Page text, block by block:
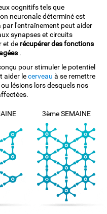
cognitifs tels que
neuronale déterminé est
l'entraînement peut aider
synapses et circuits
et de récupérer des fonctions
.
pour stimuler le potentiel
aider lecerveau à se remettre
lésions lors desquels nos
3ème SEMAINE